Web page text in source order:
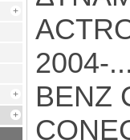
2004-
BENZ